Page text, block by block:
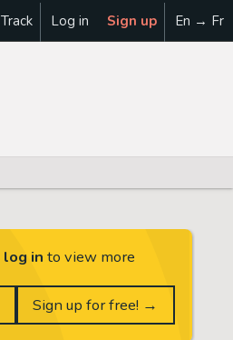
Track Log in Sign up En → Fr
log in to view more
Sign up for free! →